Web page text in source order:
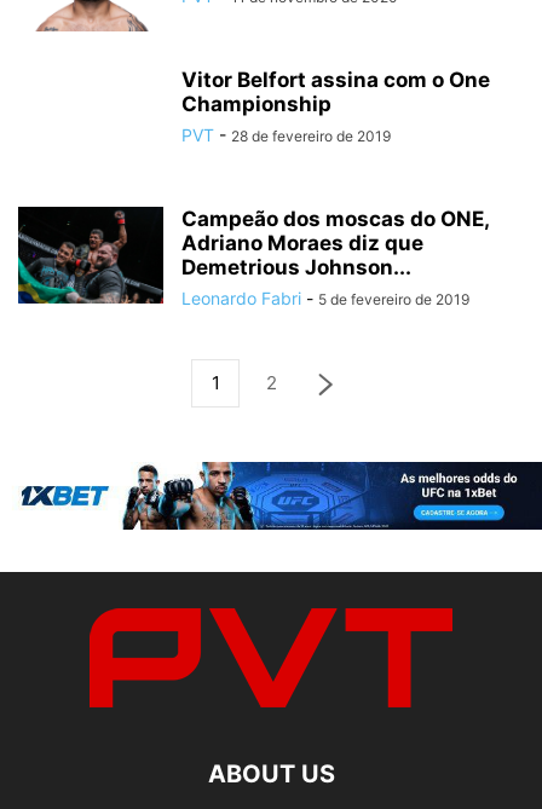
Vitor Belfort assina com o One
Championship
PVT - 28 de fevereiro de 2019
Campeão dos moscas do ONE,
Adriano Moraes diz que
Demetrious Johnson...
Leonardo Fabri - 5 de fevereiro de 2019
1 2
ABOUT US